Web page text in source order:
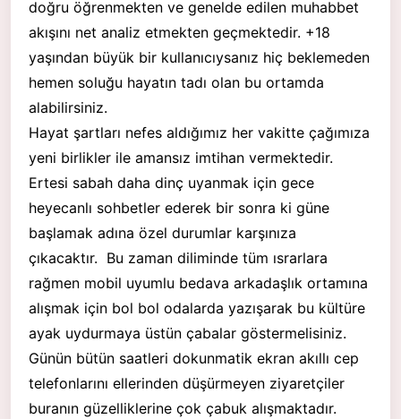
doğru öğrenmekten ve genelde edilen muhabbet
akışını net analiz etmekten geçmektedir. +18
yaşından büyük bir kullanıcıysanız hiç beklemeden
hemen soluğu hayatın tadı olan bu ortamda
alabilirsiniz.
Hayat şartları nefes aldığımız her vakitte çağımıza
yeni birlikler ile amansız imtihan vermektedir.
Ertesi sabah daha dinç uyanmak için gece
heyecanlı sohbetler ederek bir sonra ki güne
başlamak adına özel durumlar karşınıza
çıkacaktır. Bu zaman diliminde tüm ısrarlara
rağmen mobil uyumlu bedava arkadaşlık ortamına
alışmak için bol bol odalarda yazışarak bu kültüre
ayak uydurmaya üstün çabalar göstermelisiniz.
Günün bütün saatleri dokunmatik ekran akıllı cep
telefonlarını ellerinden düşürmeyen ziyaretçiler
buranın güzelliklerine çok çabuk alışmaktadır.